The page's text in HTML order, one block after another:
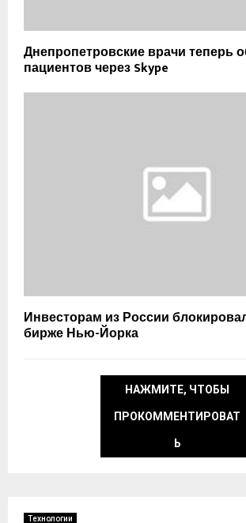
Днепропетровские врачи теперь
пациентов через Skype
Инвесторам из России
бирже Нью-Йорка
НАЖМИТЕ, ЧТОБЫ
ПРОКОММЕНТИРОВАТ
Ь
Технологии